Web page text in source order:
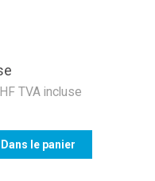
TVA incluse
Dans le panier